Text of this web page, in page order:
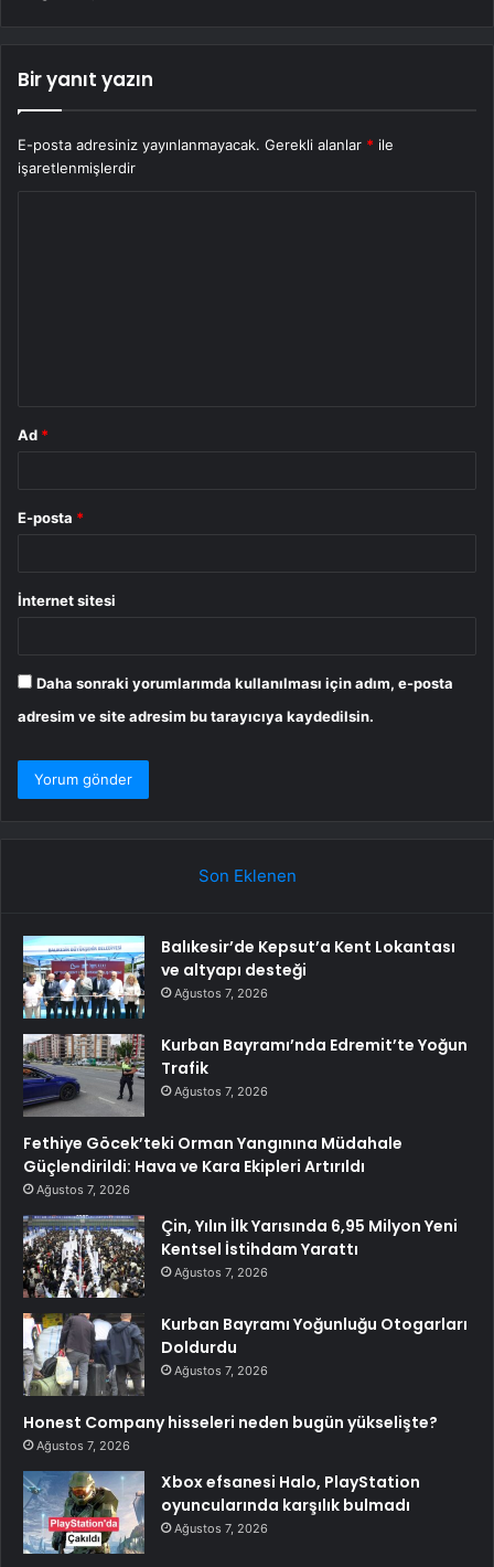
Bir yanıt yazın
E-posta adresiniz yayınlanmayacak. Gerekli alanlar * ile
işaretlenmişlerdir
Ad *
E-posta *
İnternet sitesi
Daha sonraki yorumlarımda kullanılması için adım, e-posta
adresim ve site adresim bu tarayıcıya kaydedilsin.
Son Eklenen
Balıkesir’de Kepsut’a Kent Lokantası
ve altyapı desteği
Ağustos 7, 2026
Kurban Bayramı’nda Edremit’te Yoğun
Trafik
Ağustos 7, 2026
Fethiye Göcek’teki Orman Yangınına Müdahale
Güçlendirildi: Hava ve Kara Ekipleri Artırıldı
Ağustos 7, 2026
Çin, Yılın İlk Yarısında 6,95 Milyon Yeni
Kentsel İstihdam Yarattı
Ağustos 7, 2026
Kurban Bayramı Yoğunluğu Otogarları
Doldurdu
Ağustos 7, 2026
Honest Company hisseleri neden bugün yükselişte?
Ağustos 7, 2026
Xbox efsanesi Halo, PlayStation
oyuncularında karşılık bulmadı
Ağustos 7, 2026